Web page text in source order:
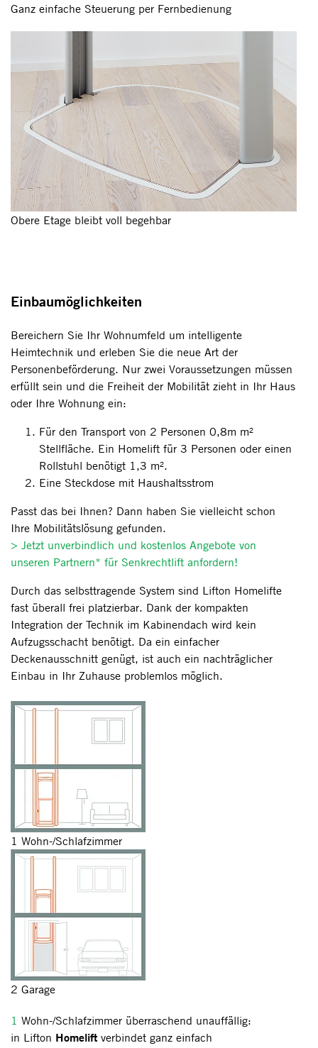
Ganz einfache Steuerung per Fernbedienung
Obere Etage bleibt voll begehbar
Einbaumöglichkeiten
Bereichern Sie Ihr Wohnumfeld um intelligente
Heimtechnik und erleben Sie die neue Art der
Personenbeförderung. Nur zwei Voraussetzungen müssen
erfüllt sein und die Freiheit der Mobilität zieht in Ihr Haus
oder Ihre Wohnung ein:
Für den Transport von 2 Personen 0,8m m²
Stellfläche. Ein Homelift für 3 Personen oder einen
Rollstuhl benötigt 1,3 m².
Eine Steckdose mit Haushaltsstrom
Passt das bei Ihnen? Dann haben Sie vielleicht schon
Ihre Mobilitätslösung gefunden.
> Jetzt unverbindlich und kostenlos Angebote von
unseren Partnern* für Senkrechtlift anfordern!
Durch das selbsttragende System sind Lifton Homelifte
fast überall frei platzierbar. Dank der kompakten
Integration der Technik im Kabinendach wird kein
Aufzugsschacht benötigt. Da ein einfacher
Deckenausschnitt genügt, ist auch ein nachträglicher
Einbau in Ihr Zuhause problemlos möglich.
1 Wohn-/Schlafzimmer
2 Garage
1 Wohn-/Schlafzimmer überraschend unauffällig:
in Lifton Homelift verbindet ganz einfach